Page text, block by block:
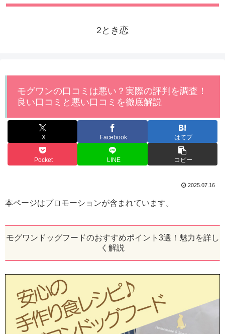
2とき恋
モグワンの口コミは悪い？実際の評判を調査！
良い口コミと悪い口コミを徹底解説
X Facebook はてブ
Pocket LINE コピー
2025.07.16
本ページはプロモーションが含まれています。
モグワンドッグフードのおすすめポイント3選！魅力を詳し
く解説